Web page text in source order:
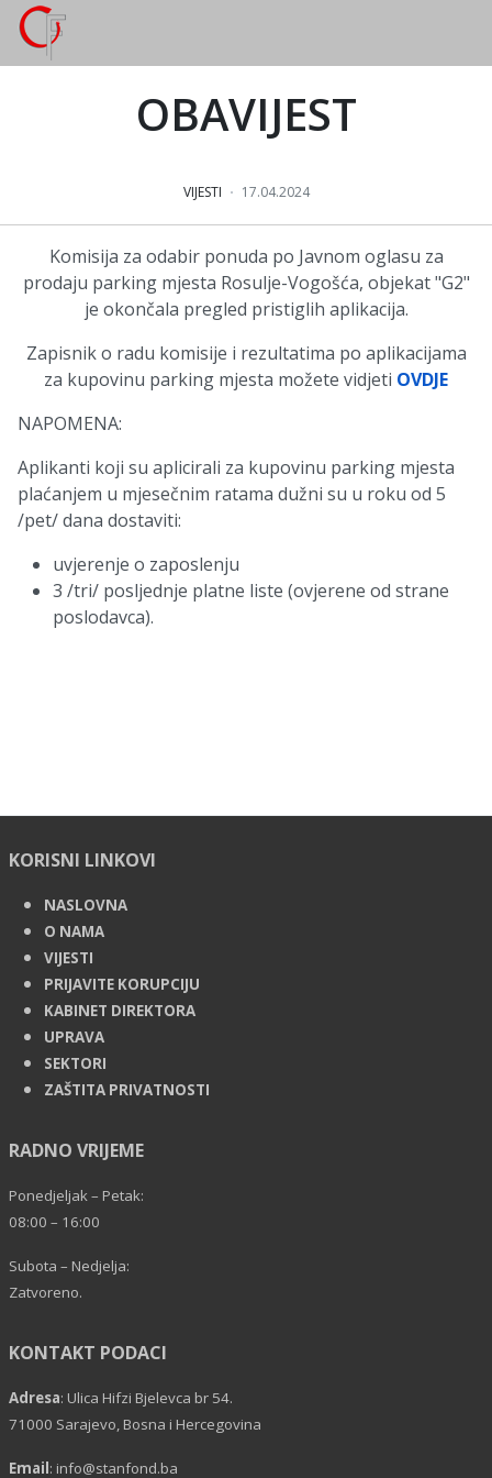
OBAVIJEST
VIJESTI 17.04.2024
Komisija za odabir ponuda po Javnom oglasu za
prodaju parking mjesta Rosulje-Vogošća, objekat "G2"
je okončala pregled pristiglih aplikacija.
Zapisnik o radu komisije i rezultatima po aplikacijama
za kupovinu parking mjesta možete vidjeti OVDJE
NAPOMENA:
Aplikanti koji su aplicirali za kupovinu parking mjesta
plaćanjem u mjesečnim ratama dužni su u roku od 5
/pet/ dana dostaviti:
uvjerenje o zaposlenju
3 /tri/ posljednje platne liste (ovjerene od strane
poslodavca).
KORISNI LINKOVI
NASLOVNA
O NAMA
VIJESTI
PRIJAVITE KORUPCIJU
KABINET DIREKTORA
UPRAVA
SEKTORI
ZAŠTITA PRIVATNOSTI
RADNO VRIJEME
Ponedjeljak – Petak:
08:00 – 16:00
Subota – Nedjelja:
Zatvoreno.
KONTAKT PODACI
Adresa: Ulica Hifzi Bjelevca br 54.
71000 Sarajevo, Bosna i Hercegovina
Email: info@stanfond.ba